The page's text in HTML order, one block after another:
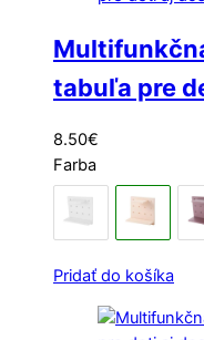
tabuľa pre
8.50€
Farba
Pridať do košíka